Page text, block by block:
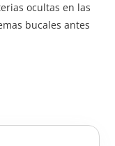
ocultas en las
bucales antes